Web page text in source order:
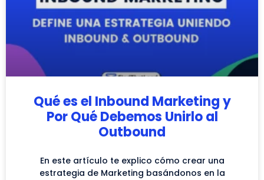
Qué es el Inbound Marketing y
Por Qué Debemos Unirlo al
Outbound
En este artículo te explico cómo crear una
estrategia de Marketing basándonos en la